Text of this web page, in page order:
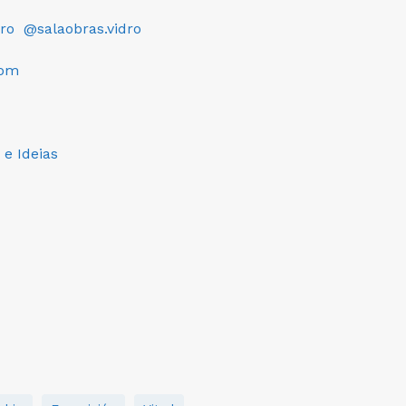
@salaobras.vidro
Ideias